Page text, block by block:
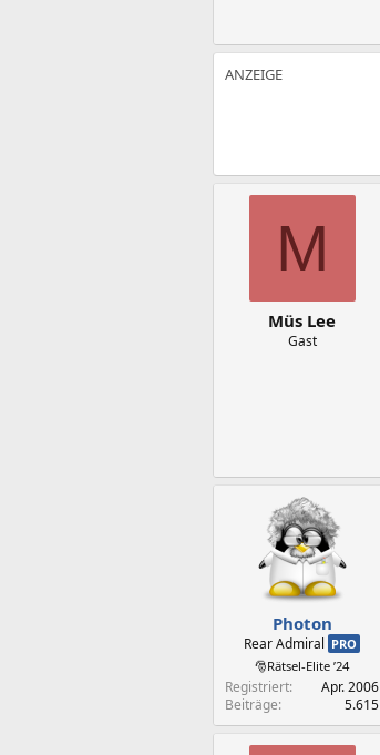
M
Müs Lee
Gast
Photon
Rear Admiral PRO
🎅Rätsel-Elite ’24
Registriert
Apr. 2006
Beiträge
5.615